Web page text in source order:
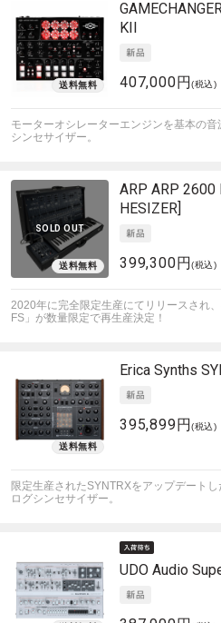
KII
407,000円(税込)
モーターオシレーターエンジンを基本の
シンセサイザー。
SOLD OUT
ARP ARP 2600
HESIZER]
399,300円(税込)
2020年に完全限定生産にてリリースされ
FS」が数量限定で再生産決定！
Erica Synths
395,899円(税込)
限定⽣産されたSYNTRXをアップデート
ログシンセサイザー。
UDO Audio